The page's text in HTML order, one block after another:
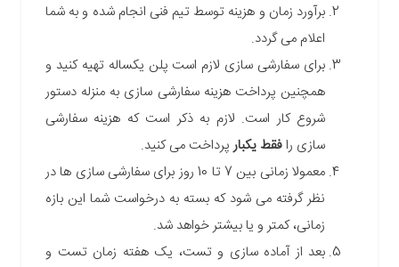
برآورد زمان و هزینه توسط تیم فنی انجام شده و به شما
اعلام می گردد.
برای سفارشی سازی لازم است پلن یکساله تهیه کنید و
همچنین پرداخت هزینه سفارشی سازی به منزله دستور
شروع کار است. لازم به ذکر است که هزینه سفارشی
سازی رافقط یکبارپرداخت می کنید.
معمولا زمانی بین 7 تا 10 روز برای سفارشی سازی ها در
نظر گرفته می شود که بسته به درخواست شما این بازه
زمانی، کمتر و یا بیشتر خواهد شد.
بعد از آماده سازی و تست، یک هفته زمان تست و